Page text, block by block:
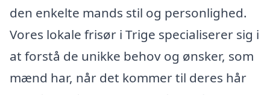
den enkelte mands stil og personlighed.
Vores lokale frisør i Trige specialiserer sig i
at forstå de unikke behov og ønsker, som
mænd har, når det kommer til deres hår